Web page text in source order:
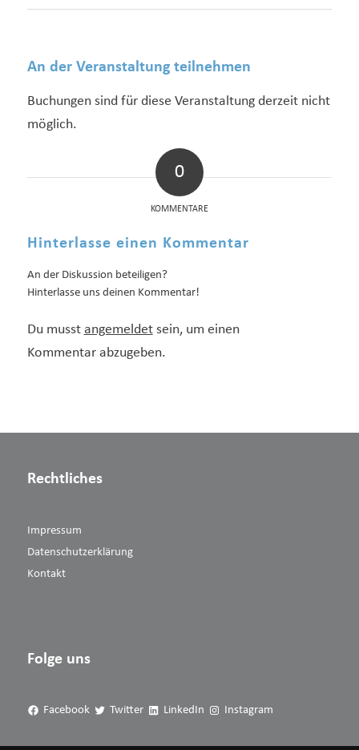
An der Veranstaltung teilnehmen
Buchungen sind für diese Veranstaltung derzeit nicht
möglich.
0
KOMMENTARE
Hinterlasse einen Kommentar
An der Diskussion beteiligen?
Hinterlasse uns deinen Kommentar!
Du musst angemeldetsein, um einen
Kommentar abzugeben.
Rechtliches
Impressum
Datenschutzerklärung
Kontakt
Folge uns
Facebook Twitter LinkedIn Instagram